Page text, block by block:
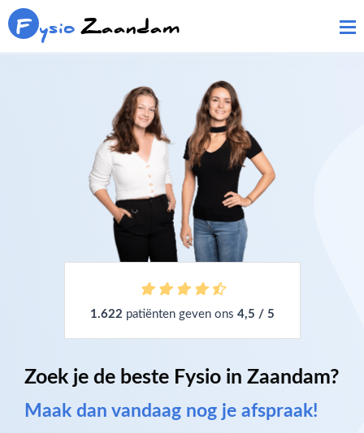
F ysioZaandam
1.622 patiënten geven ons 4,5 / 5
Zoek je de beste Fysio in Zaandam?
Maak dan vandaag nog je afspraak!